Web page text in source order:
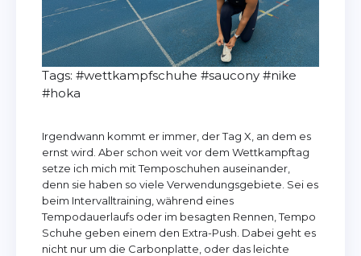
Tags: #wettkampfschuhe #saucony #nike
#hoka
Irgendwann kommt er immer, der Tag X, an dem es
ernst wird. Aber schon weit vor dem Wettkampftag
setze ich mich mit Temposchuhen auseinander,
denn sie haben so viele Verwendungsgebiete. Sei es
beim Intervalltraining, während eines
Tempodauerlaufs oder im besagten Rennen, Tempo
Schuhe geben einem den Extra-Push. Dabei geht es
nicht nur um die Carbonplatte, oder das leichte